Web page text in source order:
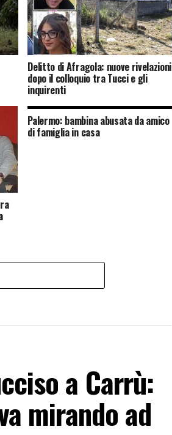
Delitto di Afragola: nuove rivelazioni
dopo il colloquio tra Tucci e gli
inquirenti
Palermo: bambina abusata da amico
di famiglia in casa
a Carrù:
mirando ad